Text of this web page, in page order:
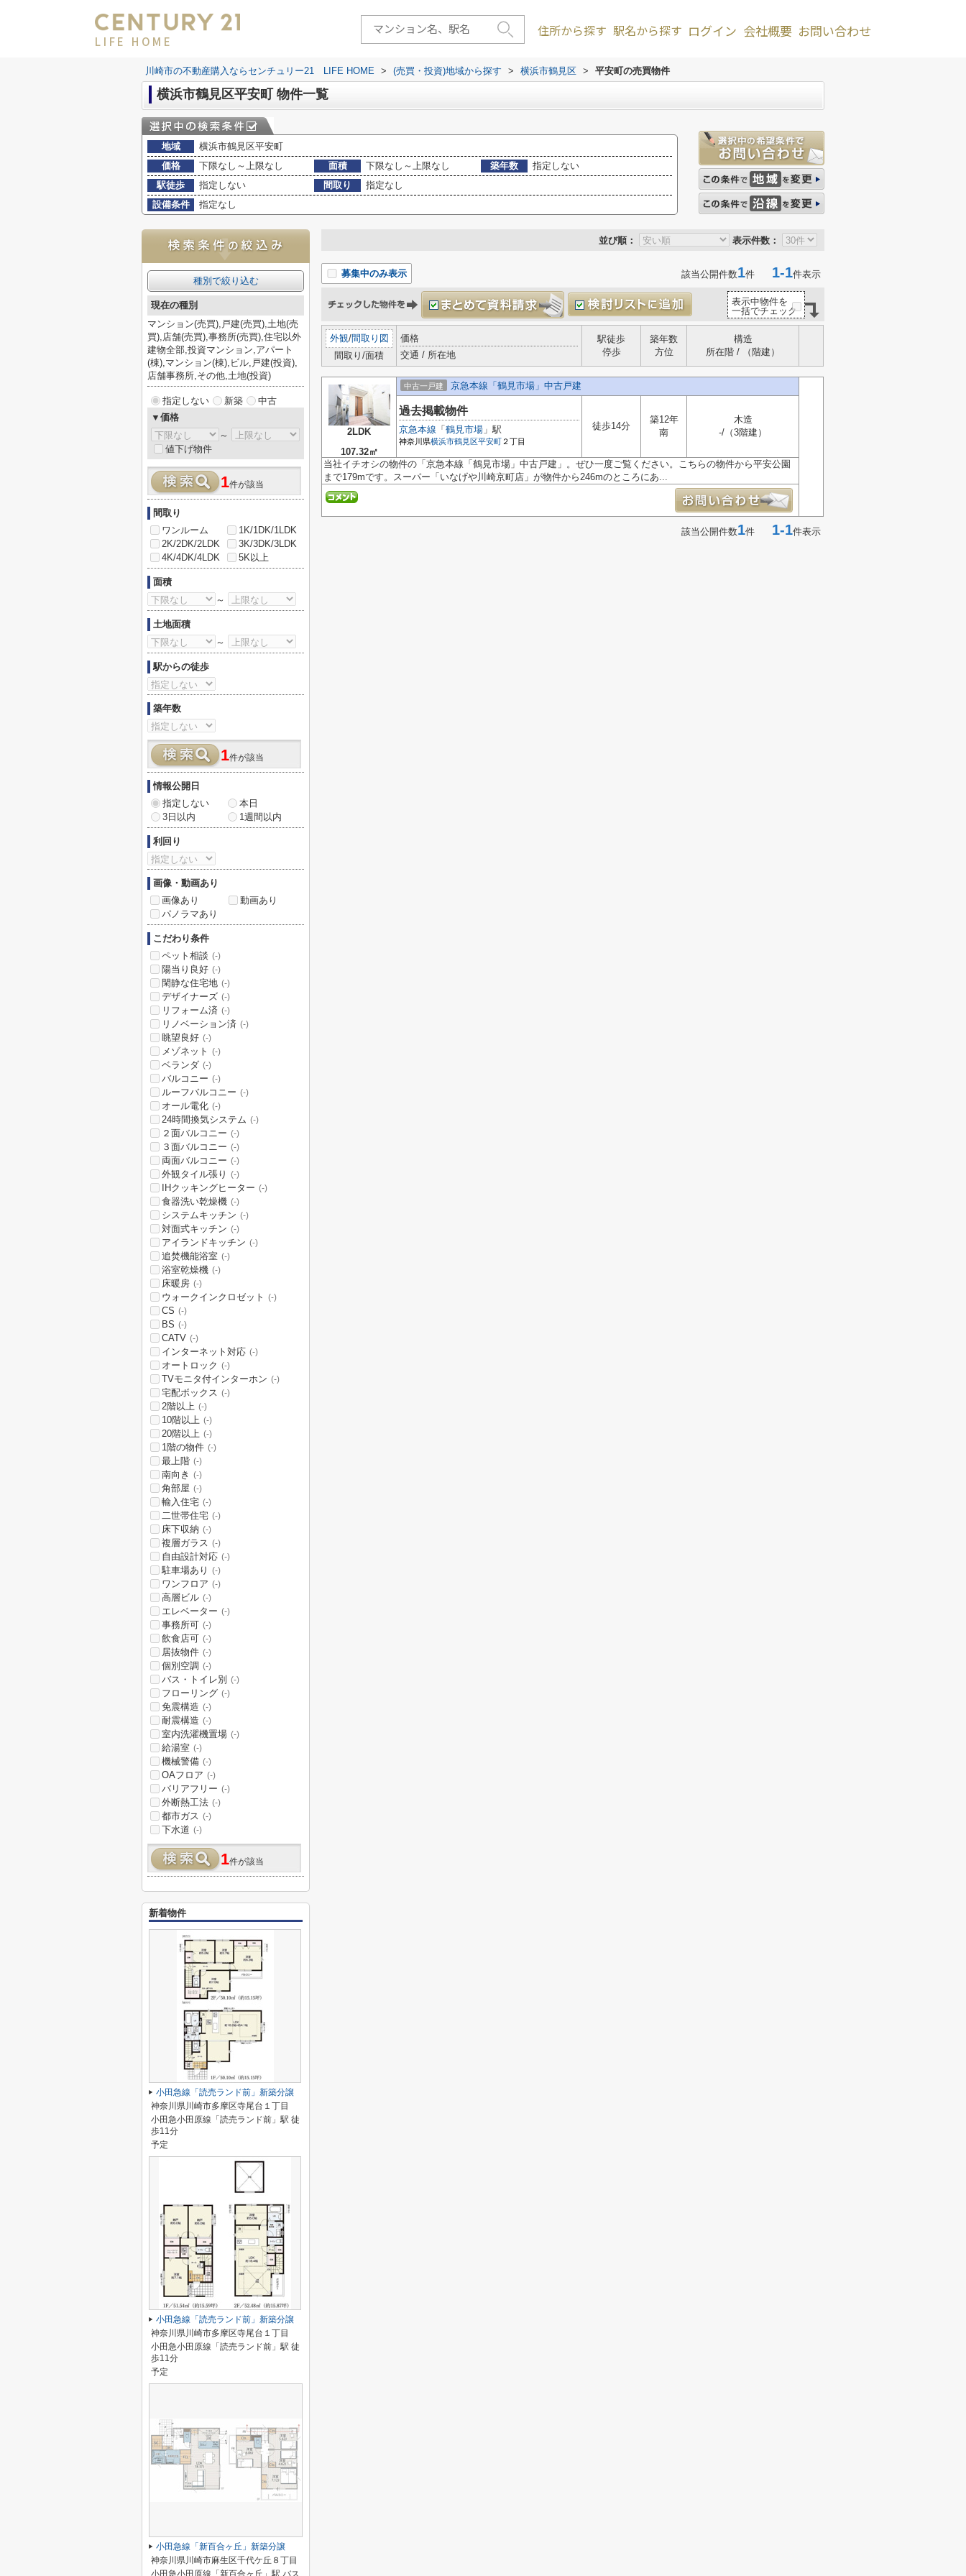
LIFE HOME
住所から探す 駅名から探す ログイン 会社概要 お問い合わせ
川崎市の不動産購入ならセンチュリー21 LIFE HOME > (売買・投資)地域から探す > 横浜市鶴見区 > 平安町の売買物件
横浜市鶴見区平安町 物件一覧
地域
横浜市鶴見区平安町
価格
下限なし～上限なし 面積 下限なし～上限なし 築年数
指定しない
駅徒歩
指定しない 間取り
指定なし
設備条件
指定なし
並び順： 表示件数：
募集中のみ表示 該当公開件数1件 1-1件表示
表示中物件を
一括でチェック
外観/間取り図
間取り/面積
価格
交通 / 所在地
駅徒歩
停歩
築年数
方位
構造
所在階 / （階建）
2LDK
107.32㎡
中古一戸建 京急本線「鶴見市場」中古戸建
過去掲載物件
京急本線 「 鶴見市場 」駅
神奈川県横浜市鶴見区平安町 ２丁目
徒歩14分
築12年
南
木造
-/（3階建）
当社イチオシの物件の「京急本線「鶴見市場」中古戸建」。ぜひ一度ご覧ください。こちらの物件から平安公園
まで179mです。スーパー「いなげや川崎京町店」が物件から246mのところにあ...
該当公開件数1件 1-1件表示
種別で絞り込む
現在の種別
マンション(売買),戸建(売買),土地(売
買),店舗(売買),事務所(売買),住宅以外
建物全部,投資マンション,アパート
(棟),マンション(棟),ビル,戸建(投資),
店舗事務所,その他,土地(投資)
指定しない 新築
中古
▼価格
～
値下げ物件
1件が該当
間取り
ワンルーム
1K/1DK/1LDK
2K/2DK/2LDK
3K/3DK/3LDK
4K/4DK/4LDK
5K以上
面積
～
土地面積
～
駅からの徒歩
築年数
1件が該当
情報公開日
指定しない
本日
3日以内
1週間以内
利回り
画像・動画あり
画像あり
動画あり
パノラマあり
こだわり条件
ペット相談 (-)
陽当り良好 (-)
閑静な住宅地 (-)
デザイナーズ (-)
リフォーム済 (-)
リノベーション済 (-)
眺望良好 (-)
メゾネット (-)
ベランダ (-)
バルコニー (-)
ルーフバルコニー (-)
オール電化 (-)
24時間換気システム (-)
２面バルコニー (-)
３面バルコニー (-)
両面バルコニー (-)
外観タイル張り (-)
IHクッキングヒーター (-)
食器洗い乾燥機 (-)
システムキッチン (-)
対面式キッチン (-)
アイランドキッチン (-)
追焚機能浴室 (-)
浴室乾燥機 (-)
床暖房 (-)
ウォークインクロゼット (-)
CS (-)
BS (-)
CATV (-)
インターネット対応 (-)
オートロック (-)
TVモニタ付インターホン (-)
宅配ボックス (-)
2階以上 (-)
10階以上 (-)
20階以上 (-)
1階の物件 (-)
最上階 (-)
南向き (-)
角部屋 (-)
輸入住宅 (-)
二世帯住宅 (-)
床下収納 (-)
複層ガラス (-)
自由設計対応 (-)
駐車場あり (-)
ワンフロア (-)
高層ビル (-)
エレベーター (-)
事務所可 (-)
飲食店可 (-)
居抜物件 (-)
個別空調 (-)
バス・トイレ別 (-)
フローリング (-)
免震構造 (-)
耐震構造 (-)
室内洗濯機置場 (-)
給湯室 (-)
機械警備 (-)
OAフロア (-)
バリアフリー (-)
外断熱工法 (-)
都市ガス (-)
下水道 (-)
1件が該当
新着物件
小田急線「読売ランド前」新築分譲
神奈川県川崎市多摩区寺尾台１丁目
小田急小田原線「読売ランド前」駅 徒
歩11分
予定
小田急線「読売ランド前」新築分譲
神奈川県川崎市多摩区寺尾台１丁目
小田急小田原線「読売ランド前」駅 徒
歩11分
予定
小田急線「新百合ヶ丘」新築分譲
神奈川県川崎市麻生区千代ケ丘８丁目
小田急小田原線「新百合ヶ丘」駅 バス